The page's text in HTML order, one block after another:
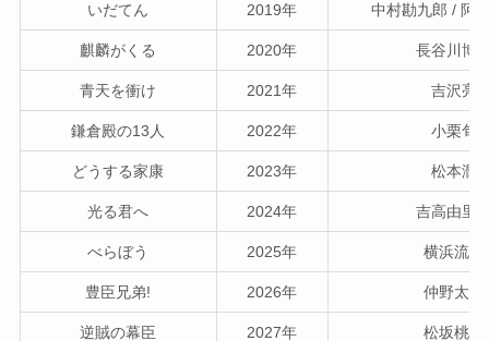
いだてん 2019年 中村勘九郎 / 阿
麒麟がくる 2020年 長谷川博
青天を衝け 2021年 吉沢亮
鎌倉殿の13人 2022年 小栗旬
どうする家康 2023年 松本潤
光る君へ 2024年 吉高由里
べらぼう 2025年 横浜流星
豊臣兄弟! 2026年 仲野太賀
逆賊の幕臣 2027年 松坂桃李